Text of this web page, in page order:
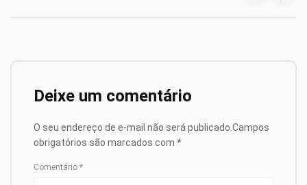
Deixe um comentário
O seu endereço de e-mail não será publicado. Campos
obrigatórios são marcados com *
Comentário *